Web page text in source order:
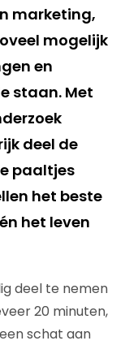
marketing,
mogelijk
en
staan. Met
deel de
paaltjes
het beste
het leven
deel te nemen
20 minuten,
schat aan